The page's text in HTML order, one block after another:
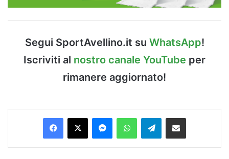
Segui SportAvellino.it su WhatsApp!
Iscriviti al nostro canale YouTube per
rimanere aggiornato!
Facebook
X MessengerWhatsAppTelegramCondividi via Email